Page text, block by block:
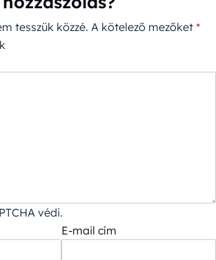
tesszük közzé. A kötelező mezőket *
védi.
E-mail cím